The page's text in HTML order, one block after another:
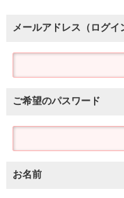
メールアドレス（ログイ
ご希望のパスワード
お名前